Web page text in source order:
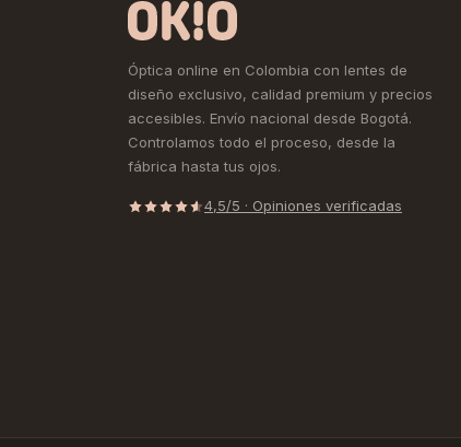
Óptica online en Colombia con lentes de
diseño exclusivo, calidad premium y precios
accesibles. Envío nacional desde Bogotá.
Controlamos todo el proceso, desde la
fábrica hasta tus ojos.
4,5/5 · Opiniones verificadas